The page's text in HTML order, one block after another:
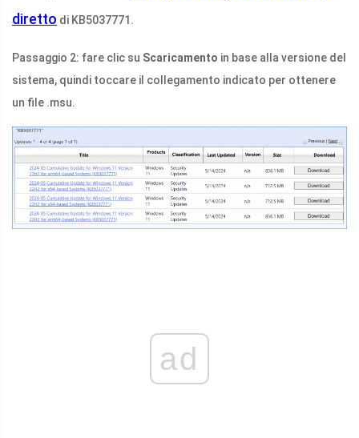
diretto di KB5037771.
Passaggio 2: fare clic su Scaricamento in base alla versione del
sistema, quindi toccare il collegamento indicato per ottenere
un file .msu.
ad